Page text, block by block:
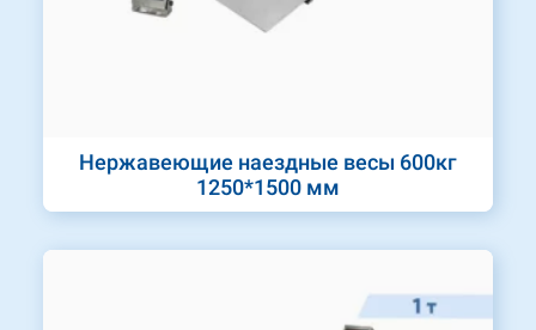
Нержавеющие наездные весы 600кг
1250*1500 мм